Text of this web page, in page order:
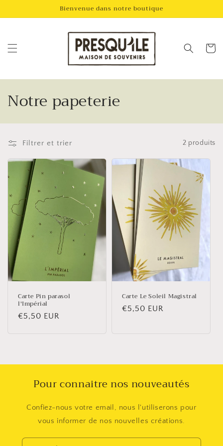
au
Bienvenue dans notre boutique
Panier
C
o
l
l
e
c
t
i
o
n
Notre papeterie
Filtrer et trier 2 produits
Carte Pin parasol
l'Impérial
Prix
€5,50 EUR
Carte Le Soleil Magistral
Prix
€5,50 EUR
Pour connaitre nos nouveautés
Confiez-nous votre email, nous l'utiliserons pour
vous informer de nos nouvelles créations.